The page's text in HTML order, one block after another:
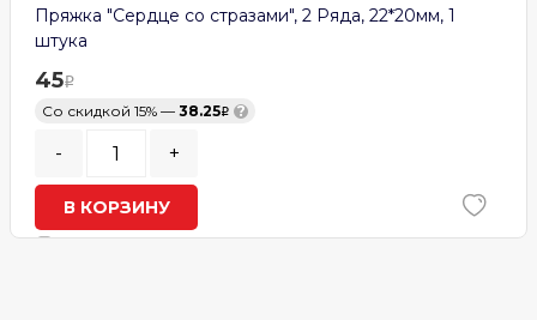
Пряжка "Сердце со стразами", 2 Ряда, 22*20мм, 1
штука
45
Со скидкой 15% — 38.25 ?
- +
В КОРЗИНУ